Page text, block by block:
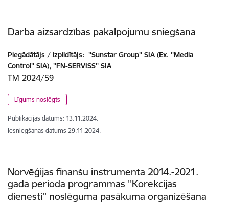
Darba aizsardzības pakalpojumu sniegšana
Piegādātājs / izpildītājs: ''Sunstar Group'' SIA (Ex. ''Media
Control'' SIA), ''FN-SERVISS'' SIA
TM 2024/59
Līgums noslēgts
Publikācijas datums: 13.11.2024.
Iesniegšanas datums 29.11.2024.
Norvēģijas finanšu instrumenta 2014.-2021.
gada perioda programmas ''Korekcijas
dienesti'' noslēguma pasākuma organizēšana